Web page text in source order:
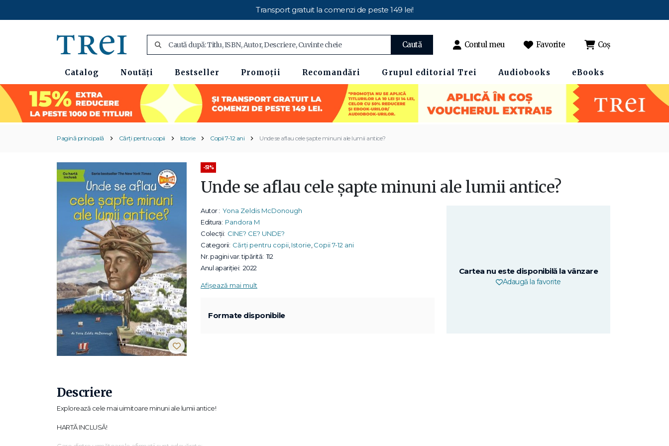
Transport gratuit la comenzi de peste 149 lei!
Caută Contul meu Favorite Coș
Catalog Noutăți Bestseller Promoții Recomandări Grupul editorial Trei Audiobooks eBooks
Pagină principală Cărți pentru copii Istorie Copii 7-12 ani Unde se aflau cele șapte minuni ale lumii antice?
-51%
Unde se aflau cele șapte minuni ale lumii antice?
Autor : Yona Zeldis McDonough
Editura: Pandora M
Colecții: CINE? CE? UNDE?
Categorii: Cărți pentru copii Istorie Copii 7-12 ani
Nr. pagini var. tipărită: 112
Anul apariției: 2022
Afișează mai mult
Formate disponibile
Cartea nu este disponibilă la vânzare
Adaugă la favorite
Descriere
Explorează cele mai uimitoare minuni ale lumii antice!
HARTĂ INCLUSĂ!